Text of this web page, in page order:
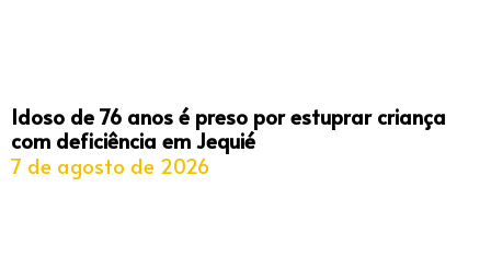
Idoso de 76 anos é preso por estuprar criança
com deficiência em Jequié
7 de agosto de 2026